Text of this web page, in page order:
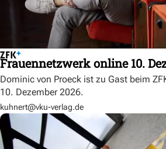
Frauennetzwerk online 10.
Dominic von Proeck ist zu Gast beim
10. Dezember 2026.
kuhnert@vku-verlag.de